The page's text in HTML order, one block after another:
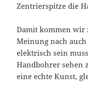
Zentrierspitze die
Damit kommen wir
Meinung nach
elektrisch sein
Handbohrer sehen
eine echte Kunst,